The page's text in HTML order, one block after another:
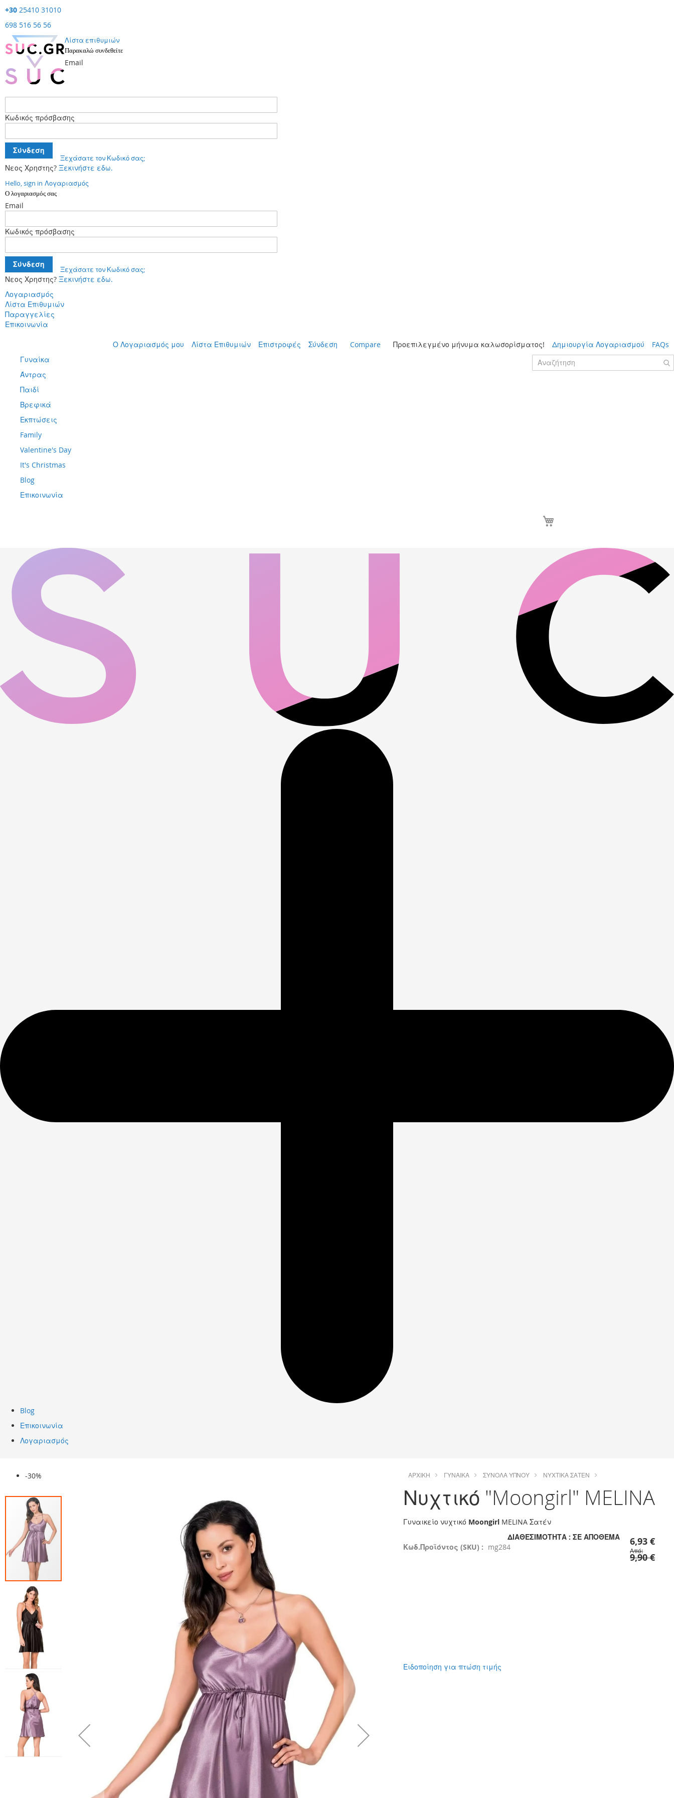
+30 25410 31010
698 516 56 56
Λίστα επιθυμιών
Παρακαλώ συνδεθείτε
Email
Κωδικός πρόσβασης
Σύνδεση
Ξεχάσατε τον Κωδικό σας;
Νεος Χρηστης? Ξεκινήστε εδω.
Hello, sign in Λογαριασμός
Ο λογαριασμός σας
Email
Κωδικός πρόσβασης
Σύνδεση
Ξεχάσατε τον Κωδικό σας;
Νεος Χρηστης? Ξεκινήστε εδω.
Λογαριασμός
Λίστα Επιθυμιών
Παραγγελίες
Επικοινωνία
Ο Λογαριασμός μου Λίστα Επιθυμιών Επιστροφές Σύνδεση Compare Προεπιλεγμένο μήνυμα καλωσορίσματος! Δημιουργία Λογαριασμού FAQs
περιεχόμενο
Γυναίκα
Άντρας
Παιδί
Βρεφικά
Εκπτώσεις
Family
Valentine's Day
It's Christmas
Blog
Επικοινωνία
Blog
Επικοινωνία
Λογαριασμός
Skip
the
images
gallery
-30% ΑΡΧΙΚΉ ΓΥΝΑΊΚΑ ΣΎΝΟΛΑ ΎΠΝΟΥ ΝΥΧΤΙΚΆ ΣΑΤΈΝ
Νυχτικό "Moongirl" MELINA
Γυναικείο νυχτικό Moongirl MELINA Σατέν
ΔΙΑΘΕΣΙΜΌΤΗΤΑ : ΣΕ ΑΠΌΘΕΜΑ
Κωδ.Προϊόντος (SKU) : mg284 6,93 €
Από
9,90 €
Ειδοποίηση για πτώση τιμής